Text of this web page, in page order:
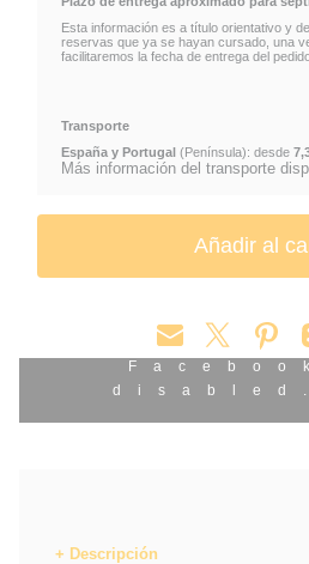
Esta información es a título orientativo y
reservas que ya se hayan cursado, una
facilitaremos la fecha de entrega del
Transporte
España y Portugal (Península): desde
Más información del transporte
Descripción